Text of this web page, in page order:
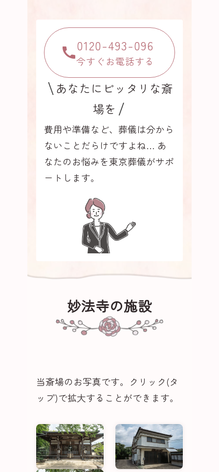
あなたにピッタリな斎
場を
費用や準備など、葬儀は分から
ないことだらけですよね… あ
なたのお悩みを東京葬儀がサポ
ートします。
0120-493-096
今すぐお電話する
妙法寺の施設
当斎場のお写真です。クリック(タ
ップ)で拡大することができます。